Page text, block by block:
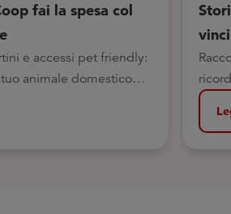
fai la spesa col
e accessi pet friendly:
animale domestico
legati